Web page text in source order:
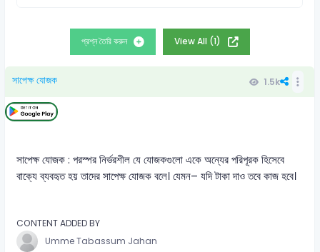
প্রশ্ন তৈরি করুন View All (1)
সাপেক্ষ যোজক 1.5k
সাপেক্ষ যোজক : পরস্পর নির্ভরশীল যে যোজকগুলো একে অন্যের পরিপূরক হিসেবে
বাক্যে ব্যবহৃত হয় তাদের সাপেক্ষ যোজক বলে। যেমন– যদি টাকা দাও তবে কাজ হবে।
CONTENT ADDED BY
Umme Tabassum Jahan